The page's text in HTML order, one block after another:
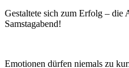
Gestaltete sich zum Erfolg –
Samstagabend!
Emotionen dürfen niemals zu